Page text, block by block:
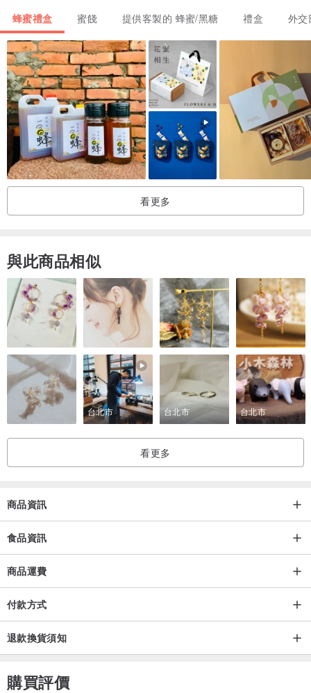
烤地瓜」厚實尾韻。不經過度加熱的純生工藝，完整保留的活性滋
味，如秋日陽光般溫潤而厚實。
蜂蜜禮盒 蜜餞 提供客製的 蜂蜜/黑糖 禮盒 外交
看更多
與此商品相似
台北市 台北市 台北市
看更多
商品資訊
食品資訊
商品運費
付款方式
退款換貨須知
購買評價